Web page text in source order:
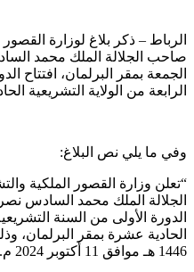
الرباط – ذكر بلاغ لوزارة
صاحب الجلالة الملك محمد
الجمعة بمقر البرلمان، افتتاح
الرابعة من الولاية التشريعية
وفي ما يلي نص البلاغ:
“تعلن وزارة القصور الملكية
الجلالة الملك محمد السادس
الدورة الأولى من السنة
1446 هـ موافق 11 أكتوبر 2024 م.